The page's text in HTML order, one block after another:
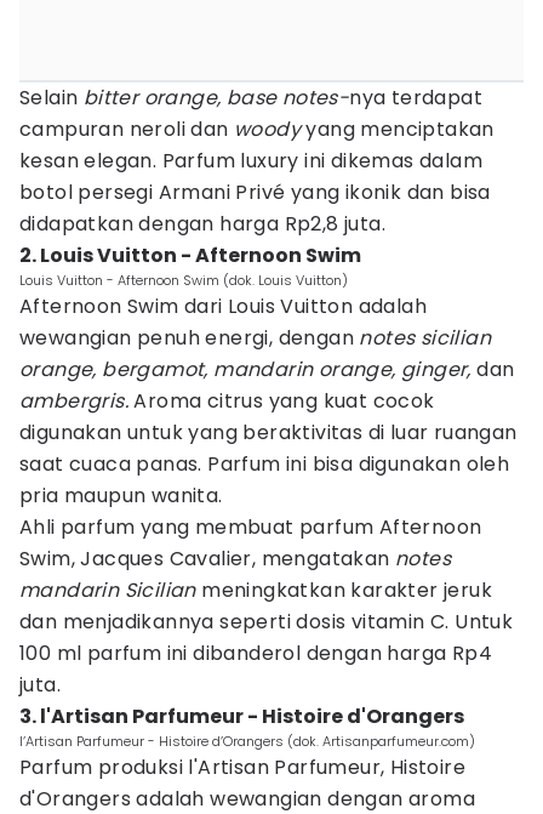
Selain bitter orange, base notes-nya terdapat
campuran neroli dan woodyyang menciptakan
kesan elegan. Parfum luxury ini dikemas dalam
botol persegi Armani Privé yang ikonik dan bisa
didapatkan dengan harga Rp2,8 juta.
2. Louis Vuitton - Afternoon Swim
Louis Vuitton - Afternoon Swim (dok. Louis Vuitton)
Afternoon Swim dari Louis Vuitton adalah
wewangian penuh energi, dengan notes sicilian
orange, bergamot, mandarin orange, ginger, dan
ambergris.Aroma citrus yang kuat cocok
digunakan untuk yang beraktivitas di luar ruangan
saat cuaca panas. Parfum ini bisa digunakan oleh
pria maupun wanita.
Ahli parfum yang membuat parfum Afternoon
Swim, Jacques Cavalier, mengatakan notes
mandarin Sicilianmeningkatkan karakter jeruk
dan menjadikannya seperti dosis vitamin C. Untuk
100 ml parfum ini dibanderol dengan harga Rp4
juta.
3. l'Artisan Parfumeur - Histoire d'Orangers
l’Artisan Parfumeur - Histoire d’Orangers (dok. Artisanparfumeur.com)
Parfum produksi l'Artisan Parfumeur, Histoire
d'Orangers adalah wewangian dengan aroma